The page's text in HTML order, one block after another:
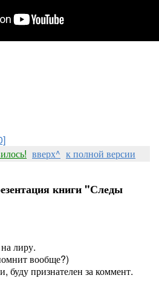
вверх^ к полной версии
книги "Следы
лиру.
вообще?)
буду признателен за коммент.